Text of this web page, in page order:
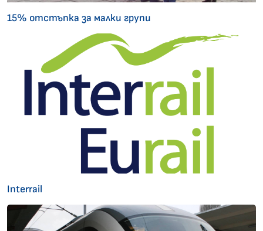
15% отстъпка за малки групи
Interrail